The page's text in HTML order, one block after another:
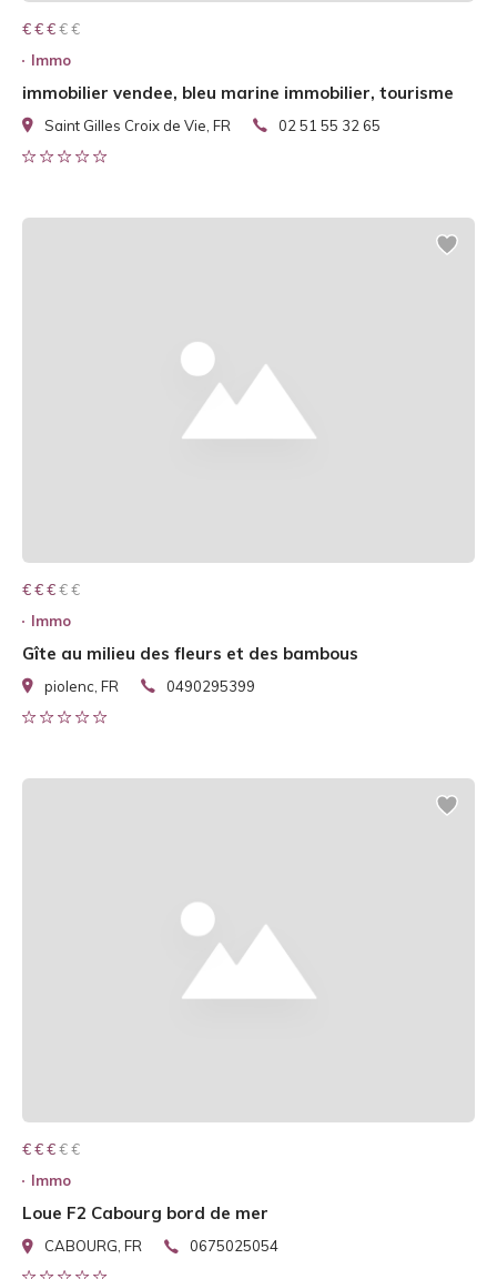
€ € € € €
€ € €
Immo
immobilier vendee, bleu marine immobilier, tourisme
Saint Gilles Croix de Vie, FR 02 51 55 32 65
€ € € € €
€ € €
Immo
Gîte au milieu des fleurs et des bambous
piolenc, FR 0490295399
€ € € € €
€ € €
Immo
Loue F2 Cabourg bord de mer
CABOURG, FR 0675025054